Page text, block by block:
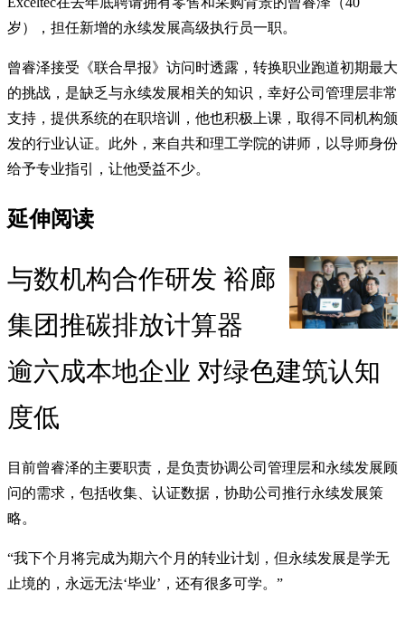
岁），担任新增的永续发展高级执行员一职。
曾睿泽接受《联合早报》访问时透露，转换职业跑道初期最大
的挑战，是缺乏与永续发展相关的知识，幸好公司管理层非常
支持，提供系统的在职培训，他也积极上课，取得不同机构颁
发的行业认证。此外，来自共和理工学院的讲师，以导师身份
给予专业指引，让他受益不少。
延伸阅读
与数机构合作研发 裕廊
集团推碳排放计算器
逾六成本地企业 对绿色建筑认知
度低
目前曾睿泽的主要职责，是负责协调公司管理层和永续发展顾
问的需求，包括收集、认证数据，协助公司推行永续发展策
略。
“我下个月将完成为期六个月的转业计划，但永续发展是学无
止境的，永远无法‘毕业’，还有很多可学。”